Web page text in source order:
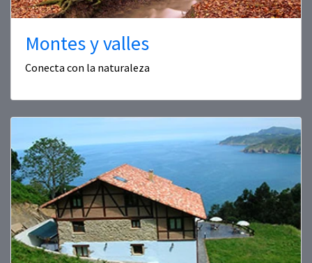
Montes y valles
Conecta con la naturaleza